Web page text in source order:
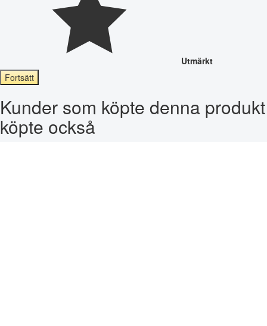
Utmärkt
Fortsätt
Kunder som köpte denna produkt
köpte också